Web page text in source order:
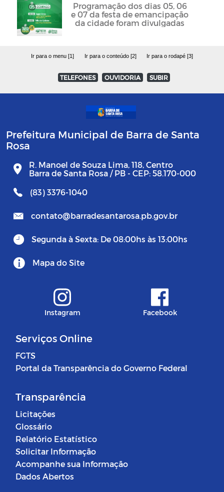
Programação dos dias 05, 06
e 07 da festa de emancipação
da cidade foram divulgadas
Ir para o menu [1] Ir para o conteúdo [2] Ir para o rodapé [3]
TELEFONES OUVIDORIA SUBIR
Prefeitura Municipal de Barra de Santa
Rosa
R. Manoel de Souza Lima, 118, Centro
Barra de Santa Rosa / PB - CEP: 58.170-000
(83) 3376-1040
contato@barradesantarosa.pb.gov.br
Segunda à Sexta: De 08:00hs às 13:00hs
Mapa do Site
Instagram Facebook
Serviços Online
FGTS
Portal da Transparência do Governo Federal
Transparência
Licitações
Glossário
Relatório Estatístico
Solicitar Informação
Acompanhe sua Informação
Dados Abertos